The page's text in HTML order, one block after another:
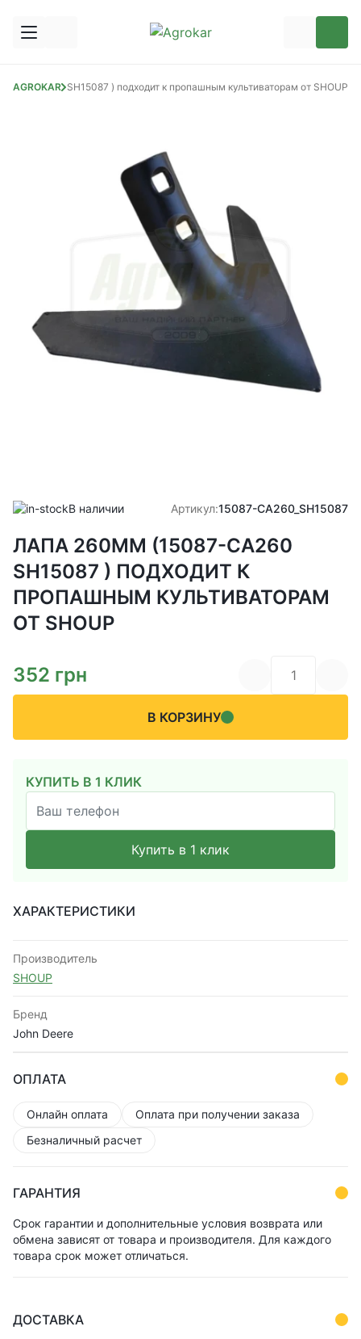
AGROKAR
CA260 SH15087 ) подходит к пропашным культиваторам от SHOUP
В наличии Артикул:15087-CA260_SH15087
ЛАПА 260ММ (15087-CA260
SH15087 ) ПОДХОДИТ К
ПРОПАШНЫМ КУЛЬТИВАТОРАМ
ОТ SHOUP
352 грн
В КОРЗИНУ
КУПИТЬ В 1 КЛИК
Купить в 1 клик
ХАРАКТЕРИСТИКИ
Производитель
SHOUP
Бренд
John Deere
ОПЛАТА
Онлайн оплата
Оплата при получении заказа
Безналичный расчет
ГАРАНТИЯ
Срок гарантии и дополнительные условия возврата или
обмена зависят от товара и производителя. Для каждого
товара срок может отличаться.
ДОСТАВКА